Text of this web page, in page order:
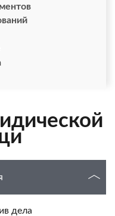
дела